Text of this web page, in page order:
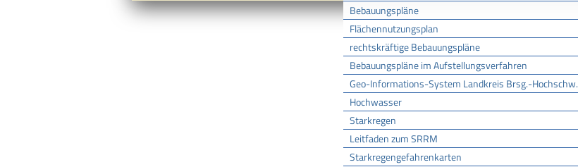
Bebauungspläne
Flächennutzungsplan
rechtskräftige Bebauungspläne
Bebauungspläne im Aufstellungsverfahren
Geo-Informations-System Landkreis Brsg.-Hochschw.
Hochwasser
Starkregen
Leitfaden zum SRRM
Starkregengefahrenkarten